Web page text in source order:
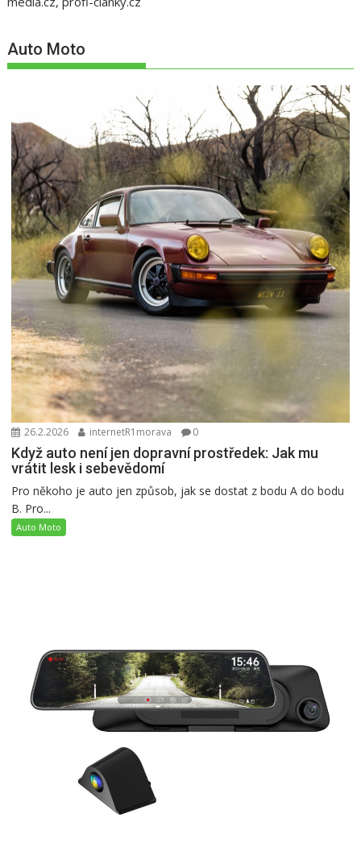
Auto Moto
26.2.2026 internetR1morava 0
Když auto není jen dopravní prostředek: Jak mu
vrátit lesk i sebevědomí
Pro někoho je auto jen způsob, jak se dostat z bodu A do bodu
B. Pro...
Auto Moto